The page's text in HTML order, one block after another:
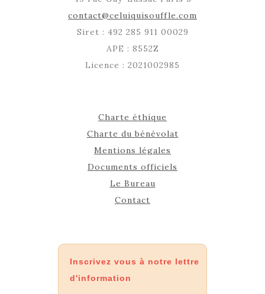
contact@celuiquisouffle.com
Siret : 492 285 911 00029
APE : 8552Z
Licence : 2021002985
Charte éthique
Charte du bénévolat
Mentions légales
Documents officiels
Le Bureau
Contact
Inscrivez vous à notre lettre
d'information